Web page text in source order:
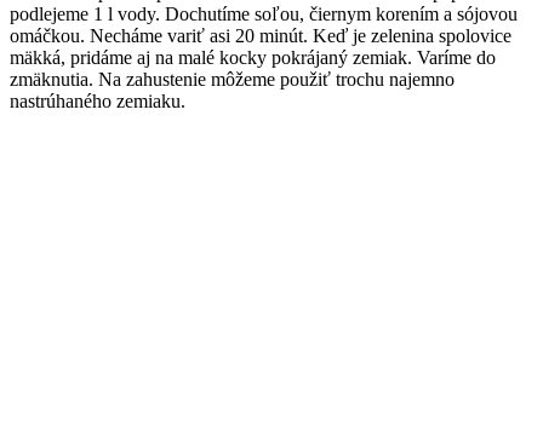
podlejeme 1 l vody. Dochutíme soľou, čiernym korením a sójovou
omáčkou. Necháme variť asi 20 minút. Keď je zelenina spolovice
mäkká, pridáme aj na malé kocky pokrájaný zemiak. Varíme do
zmäknutia. Na zahustenie môžeme použiť trochu najemno
nastrúhaného zemiaku.